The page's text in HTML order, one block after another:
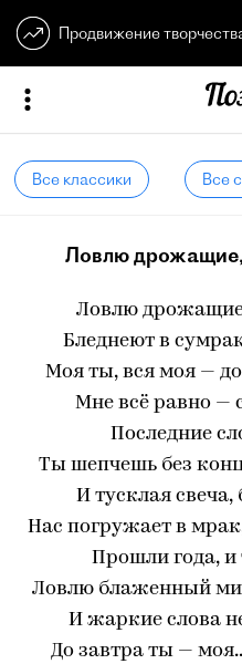
Продвижение
Все классики Все
Ловлю
Ловлю
Бледнеют в
Моя ты, вся моя —
Мне всё равно —
Последние
Ты шепчешь без
И тусклая свеча,
Нас погружает в
Прошли года,
Ловлю блаженный
И жаркие слова
До завтра ты —